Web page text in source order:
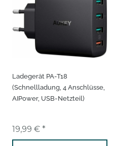
Ladegerät PA-T18
(Schnellladung, 4 Anschlüsse,
AIPower, USB-Netzteil)
19,99 € *